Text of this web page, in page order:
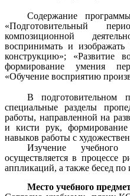
Содержание программы
«Подготовительный
композиционной
воспринимать и
конструкцию»; «Развитие
формирование умения
«Обучение восприятию
В подготовительном
специальные разделы
работы, направленной на
и кисти рук, формирование
навыков работы с
Изучение
осуществляется в процессе
аппликаций, а также бесед по
Место учебного